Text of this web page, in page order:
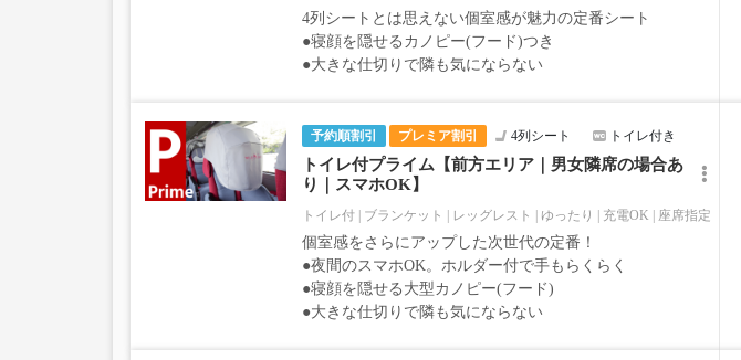
4列シートとは思えない個室感が魅力の定番シート
●寝顔を隠せるカノピー(フード)つき
●大きな仕切りで隣も気にならない
予約順割引 プレミア割引 4列シート トイレ付き
トイレ付プライム【前方エリア｜男女隣席の場合あ
り｜スマホOK】
トイレ付 ブランケット レッグレスト ゆったり 充電OK 座席指定
個室感をさらにアップした次世代の定番！
●夜間のスマホOK。ホルダー付で手もらくらく
●寝顔を隠せる大型カノピー(フード)
●大きな仕切りで隣も気にならない